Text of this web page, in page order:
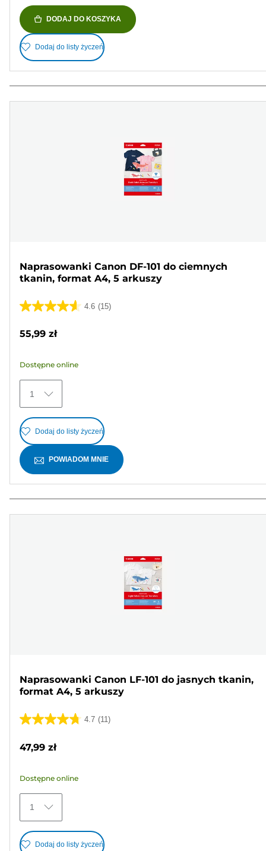
DODAJ DO KOSZYKA
Dodaj do listy życzeń
Naprasowanki Canon DF-101 do ciemnych
tkanin, format A4, 5 arkuszy
4.6 (15)
4.6
5
15
Recenzji
55,99 zł
Dostępne online
1
Dodaj do listy życzeń
POWIADOM MNIE
Naprasowanki Canon LF-101 do jasnych tkanin,
format A4, 5 arkuszy
4.7 (11)
4.7
5
11
Recenzji
47,99 zł
Dostępne online
1
Dodaj do listy życzeń